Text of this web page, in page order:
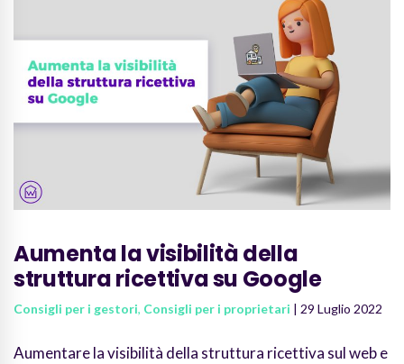
Aumenta la visibilità della
struttura ricettiva su Google
Consigli per i gestori, Consigli per i proprietari | 29 Luglio 2022
Aumentare la visibilità della struttura ricettiva sul web e